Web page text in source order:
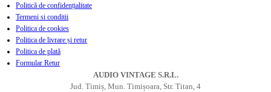
Politică de confidențialitate
Termeni si conditii
Politica de cookies
Politica de livrare și retur
Politica de plată
Formular Retur
AUDIO VINTAGE S.R.L.
Jud. Timiș, Mun. Timișoara, Str. Titan, 4